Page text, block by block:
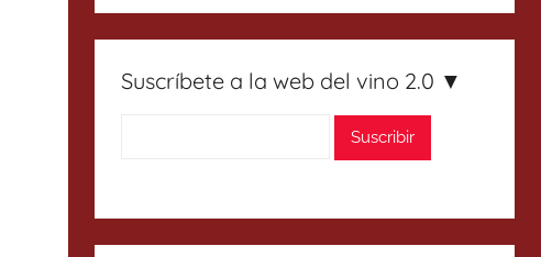
Suscríbete a la web del vino 2.0 ▼